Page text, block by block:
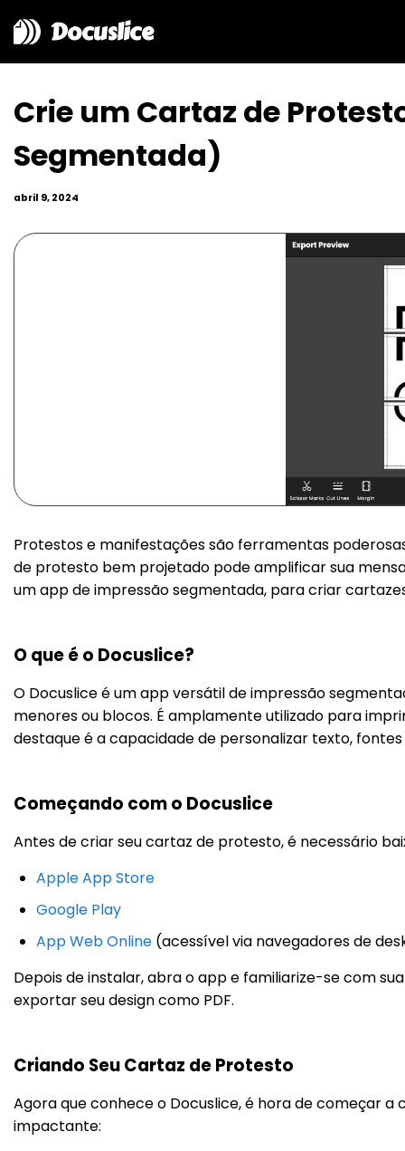
Docuslice
Crie um Cartaz de
Segmentada)
abril 9, 2024
Protestos e manifestações são ferramentas
de protesto bem projetado pode amplificar sua
um app de impressão segmentada, para criar
O que é o Docuslice?
O Docuslice é um app versátil de impressão
menores ou blocos. É amplamente utilizado para
destaque é a capacidade de personalizar texto,
Começando com o Docuslice
Antes de criar seu cartaz de protesto, é necessário
Apple App Store
Google Play
App Web Online (acessível via navegadores de
Depois de instalar, abra o app e familiarize-se com
exportar seu design como PDF.
Criando Seu Cartaz de Protesto
Agora que conhece o Docuslice, é hora de começar
impactante: